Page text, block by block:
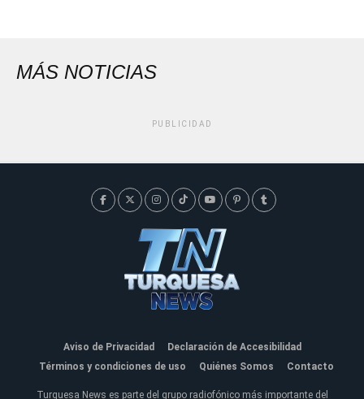
MÁS NOTICIAS
PUBLICIDAD
Aviso de Privacidad
Declaración de Accesibilidad
Términos y condiciones de uso
Quiénes Somos Contacto
Turquesa News es parte del grupo radiofónico más importante del